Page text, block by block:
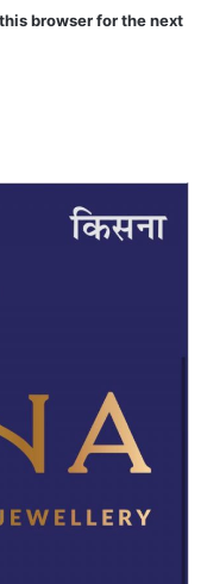
browser for the next